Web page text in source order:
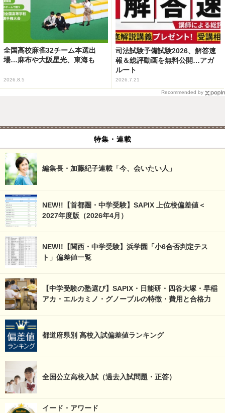
全国高校麻雀32チーム本選出
場…麻布や大阪星光、東海も
2026.8.5
司法試験予備試験2026、解答速
報＆総評動画を無料公開…アガ
ルート
2026.7.21
Recommended by
特集・連載
編集長・加藤紀子連載「今、会いたい人」
NEW!!【首都圏・中学受験】SAPIX 上位校偏差値＜
2027年度版（2026年4月）
NEW!!【関西・中学受験】浜学園「小6合否判定テス
ト」偏差値一覧
【中学受験の塾選び】SAPIX・日能研・四谷大塚・早稲
アカ・エルカミノ・グノーブルの特徴・費用と合格力
都道府県別 高校入試偏差値ランキング
全国公立高校入試（過去入試問題・正答）
イード・アワード